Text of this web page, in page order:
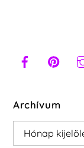
Archívum
Archívum